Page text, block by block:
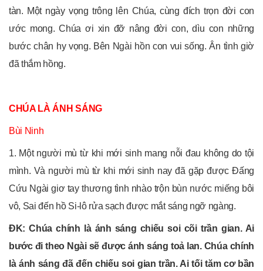
tàn. Một ngày vọng trông lên Chúa, cùng đích trọn đời con
ước mong. Chúa ơi xin đỡ nâng đời con, dìu con những
bước chân hy vọng. Bên Ngài hồn con vui sống. Ân tình giờ
đã thắm hồng.
CHÚA LÀ ÁNH SÁNG
Bùi Ninh
1. Một người mù từ khi mới sinh mang nỗi đau không do tội
mình. Và người mù từ khi mới sinh nay đã gặp được Đấng
Cứu Ngài giơ tay thương tình nhào trộn bùn nước miếng bôi
vô, Sai đến hồ Si-lô rửa sạch được mắt sáng ngỡ ngàng.
ĐK: Chúa chính là ánh sáng chiếu soi cõi trần gian. Ai
bước đi theo Ngài sẽ được ánh sáng toả lan. Chúa chính
là ánh sáng đã đến chiếu soi gian trần. Ai tối tăm cơ bần